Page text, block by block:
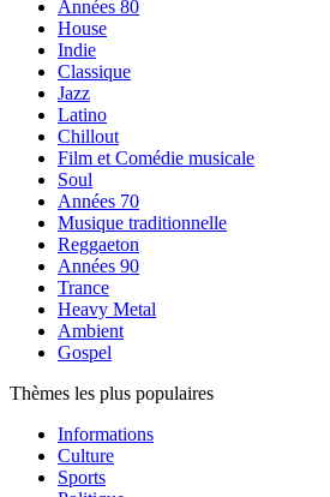
Années 80
House
Indie
Classique
Jazz
Latino
Chillout
Film et Comédie musicale
Soul
Années 70
Musique traditionnelle
Reggaeton
Années 90
Trance
Heavy Metal
Ambient
Gospel
Thèmes les plus populaires
Informations
Culture
Sports